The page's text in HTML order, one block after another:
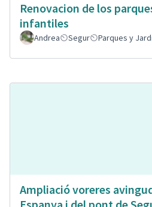
Renovacion de los
infantiles
Andrea Segur Parques y
Ampliació voreres